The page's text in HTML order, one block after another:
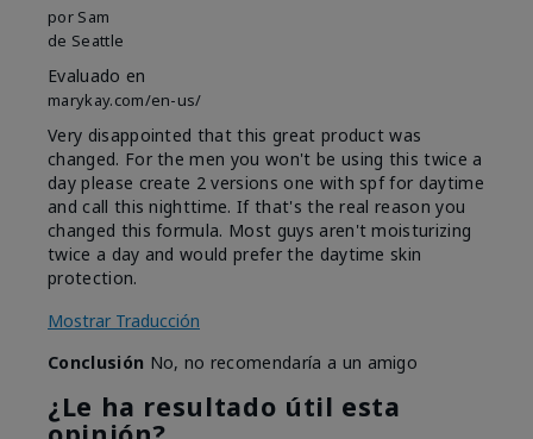
por Sam
de Seattle
Evaluado en
marykay.com/en-us/
Very disappointed that this great product was
changed. For the men you won't be using this twice a
day please create 2 versions one with spf for daytime
and call this nighttime. If that's the real reason you
changed this formula. Most guys aren't moisturizing
twice a day and would prefer the daytime skin
protection.
Mostrar Traducción
Conclusión No, no recomendaría a un amigo
¿Le ha resultado útil esta